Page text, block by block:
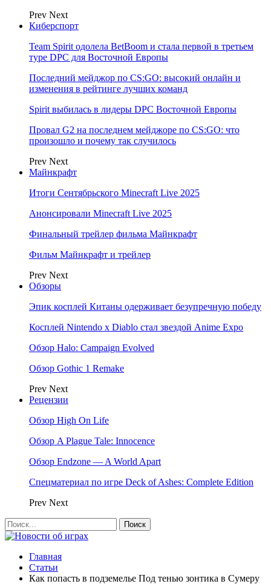
Prev Next
Киберспорт
Team Spirit одолела BetBoom и стала первой в третьем
туре DPC для Восточной Европы
Последний мейджор по CS:GO: высокий онлайн и
изменения в рейтинге лучших команд
Spirit выбилась в лидеры DPC Восточной Европы
Провал G2 на последнем мейджоре по CS:GO: что
произошло и почему так случилось
Prev Next
Майнкрафт
Итоги Сентябрьского Minecraft Live 2025
Анонсировали Minecraft Live 2025
Финальный трейлер фильма Майнкрафт
Фильм Майнкрафт и трейлер
Prev Next
Обзоры
Эпик косплей Китаны одерживает безупречную победу
Косплей Nintendo x Diablo стал звездой Anime Expo
Обзор Halo: Campaign Evolved
Обзор Gothic 1 Remake
Prev Next
Рецензии
Обзор High On Life
Обзор A Plague Tale: Innocence
Обзор Endzone — A World Apart
Спецматериал по игре Deck of Ashes: Complete Edition
Prev Next
Главная
Статьи
Как попасть в подземелье Под тенью зонтика в Сумеру